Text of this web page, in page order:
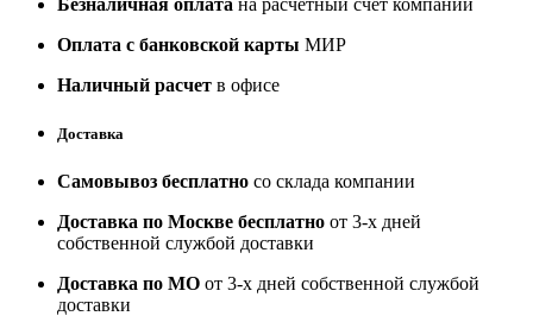
Безналичная оплата на расчётный счёт компании
Оплата с банковской карты МИР
Наличный расчет в офисе
Доставка
Самовывоз бесплатно со склада компании
Доставка по Москве бесплатно от 3-х дней
собственной службой доставки
Доставка по МО от 3-х дней собственной службой
доставки